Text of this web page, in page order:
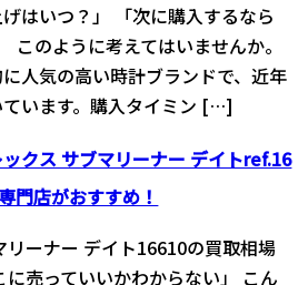
げはいつ？」 「次に購入するなら
このように考えてはいませんか。
人気の高い時計ブランドで、近年
います。購入タイミン […]
ックス サブマリーナー デイトref.16
門店がおすすめ！
リーナー デイト16610の買取相場
売っていいかわからない」 こん